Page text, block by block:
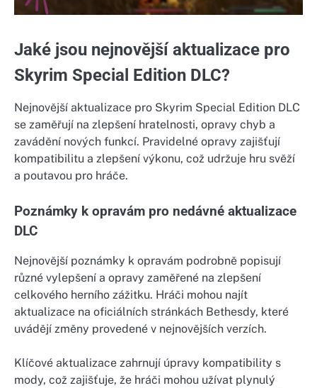
Jaké jsou nejnovější aktualizace pro
Skyrim Special Edition DLC?
Nejnovější aktualizace pro Skyrim Special Edition DLC
se zaměřují na zlepšení hratelnosti, opravy chyb a
zavádění nových funkcí. Pravidelné opravy zajišťují
kompatibilitu a zlepšení výkonu, což udržuje hru svěží
a poutavou pro hráče.
Poznámky k opravám pro nedávné aktualizace
DLC
Nejnovější poznámky k opravám podrobně popisují
různé vylepšení a opravy zaměřené na zlepšení
celkového herního zážitku. Hráči mohou najít
aktualizace na oficiálních stránkách Bethesdy, které
uvádějí změny provedené v nejnovějších verzích.
Klíčové aktualizace zahrnují úpravy kompatibility s
mody, což zajišťuje, že hráči mohou užívat plynulý